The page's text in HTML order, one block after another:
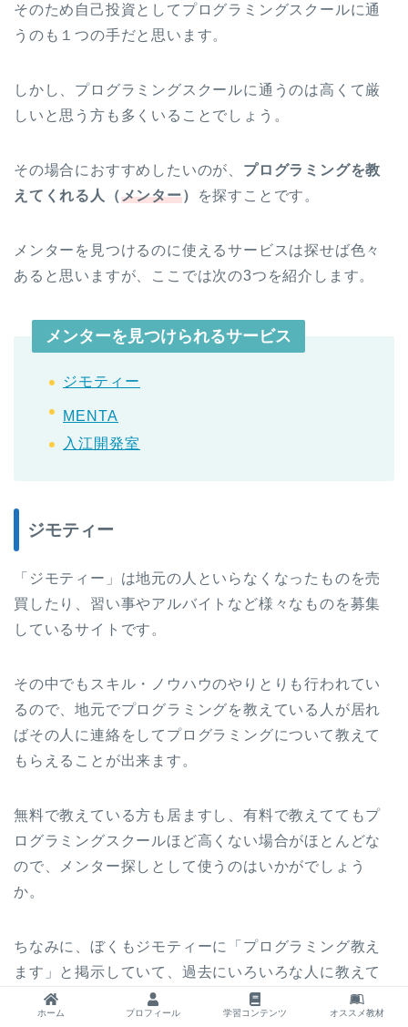
そのため自己投資としてプログラミングスクールに通
うのも１つの手だと思います。
しかし、プログラミングスクールに通うのは高くて厳
しいと思う方も多くいることでしょう。
その場合におすすめしたいのが、 プログラミングを教
えてくれる人（メンター） を探すことです。
メンターを見つけるのに使えるサービスは探せば色々
あると思いますが、ここでは次の3つを紹介します。
メンターを見つけられるサービス
ジモティー
MENTA
入江開発室
ジモティー
「ジモティー」は地元の人といらなくなったものを売
買したり、習い事やアルバイトなど様々なものを募集
しているサイトです。
その中でもスキル・ノウハウのやりとりも行われてい
るので、地元でプログラミングを教えている人が居れ
ばその人に連絡をしてプログラミングについて教えて
もらえることが出来ます。
無料で教えている方も居ますし、有料で教えててもプ
ログラミングスクールほど高くない場合がほとんどな
ので、メンター探しとして使うのはいかがでしょう
か。
ちなみに、ぼくもジモティーに「プログラミング教え
ます」と掲示していて、過去にいろいろな人に教えて
きて、今でも継続して教えている人もいます。
ホーム プロフィール 学習コンテンツ オススメ教材